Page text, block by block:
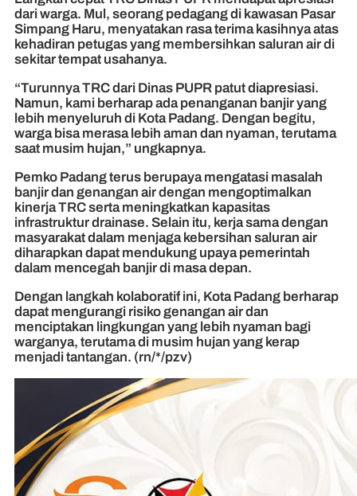
dari warga. Mul, seorang pedagang di kawasan Pasar
Simpang Haru, menyatakan rasa terima kasihnya atas
kehadiran petugas yang membersihkan saluran air di
sekitar tempat usahanya.
“Turunnya TRC dari Dinas PUPR patut diapresiasi.
Namun, kami berharap ada penanganan banjir yang
lebih menyeluruh di Kota Padang. Dengan begitu,
warga bisa merasa lebih aman dan nyaman, terutama
saat musim hujan,” ungkapnya.
Pemko Padang terus berupaya mengatasi masalah
banjir dan genangan air dengan mengoptimalkan
kinerja TRC serta meningkatkan kapasitas
infrastruktur drainase. Selain itu, kerja sama dengan
masyarakat dalam menjaga kebersihan saluran air
diharapkan dapat mendukung upaya pemerintah
dalam mencegah banjir di masa depan.
Dengan langkah kolaboratif ini, Kota Padang berharap
dapat mengurangi risiko genangan air dan
menciptakan lingkungan yang lebih nyaman bagi
warganya, terutama di musim hujan yang kerap
menjadi tantangan. (rn/*/pzv)